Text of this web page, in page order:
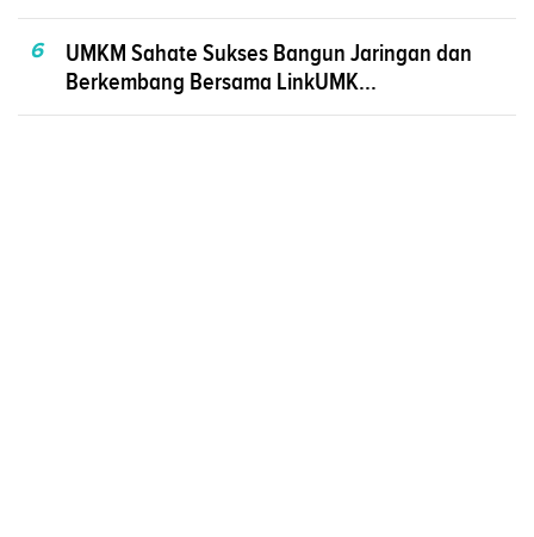
6
UMKM Sahate Sukses Bangun Jaringan dan
Berkembang Bersama LinkUMK...